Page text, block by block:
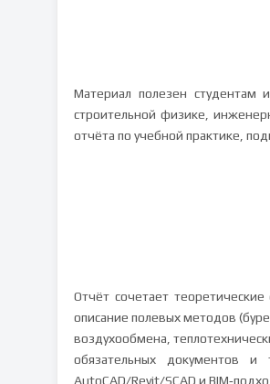
Материал полезен студентам
строительной физике,
отчёта по учебной практике,
Отчёт сочетает
описание полевых методов
воздухообмена,
обязательных документов
AutoCAD/Revit/SCAD и